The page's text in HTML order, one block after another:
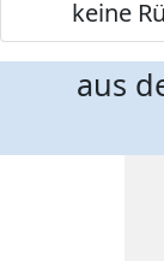
keine
aus